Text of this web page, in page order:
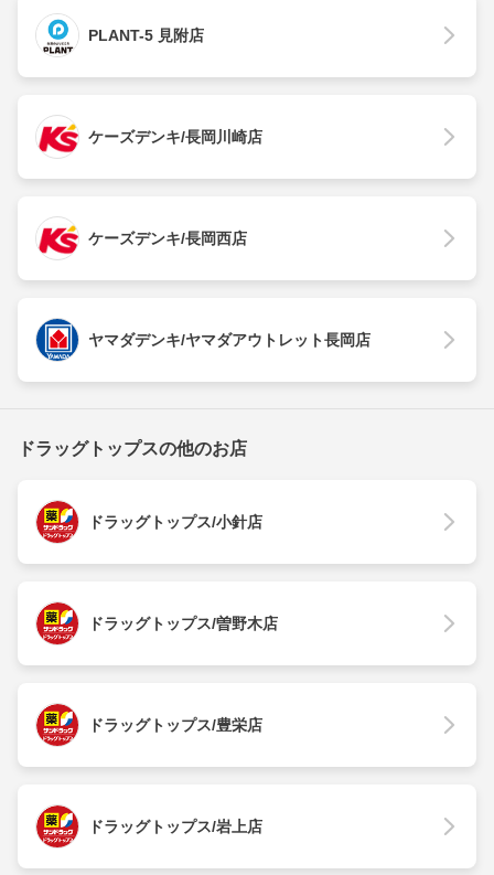
PLANT-5 見附店
ケーズデンキ/長岡川崎店
ケーズデンキ/長岡西店
ヤマダデンキ/ヤマダアウトレット長岡店
ドラッグトップスの他のお店
ドラッグトップス/小針店
ドラッグトップス/曽野木店
ドラッグトップス/豊栄店
ドラッグトップス/岩上店